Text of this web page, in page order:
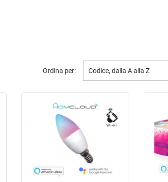
Ordina per: Codice, dalla A alla Z